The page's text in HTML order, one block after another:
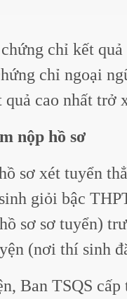
chỉ kết quả
chỉ ngoại
cao nhất trở
nộp hồ sơ
sơ xét tuyển
giỏi bậc
sơ sơ tuyển)
(nơi thí sinh
Ban TSQS